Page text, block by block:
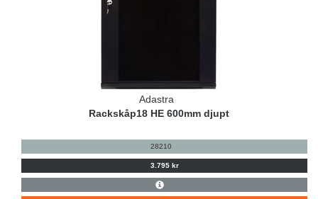
Adastra
Rackskåp18 HE 600mm djupt
28210
3.795 kr